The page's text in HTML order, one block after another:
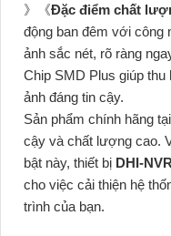
》《Đặc điểm chất
động ban đêm với công
ảnh sắc nét, rõ ràng
Chip SMD Plus giúp
ảnh đáng tin cậy.
Sản phẩm chính hãng
cậy và chất lượng cao.
bật này, thiết bị DHI-
cho việc cải thiện hệ
trình của bạn.